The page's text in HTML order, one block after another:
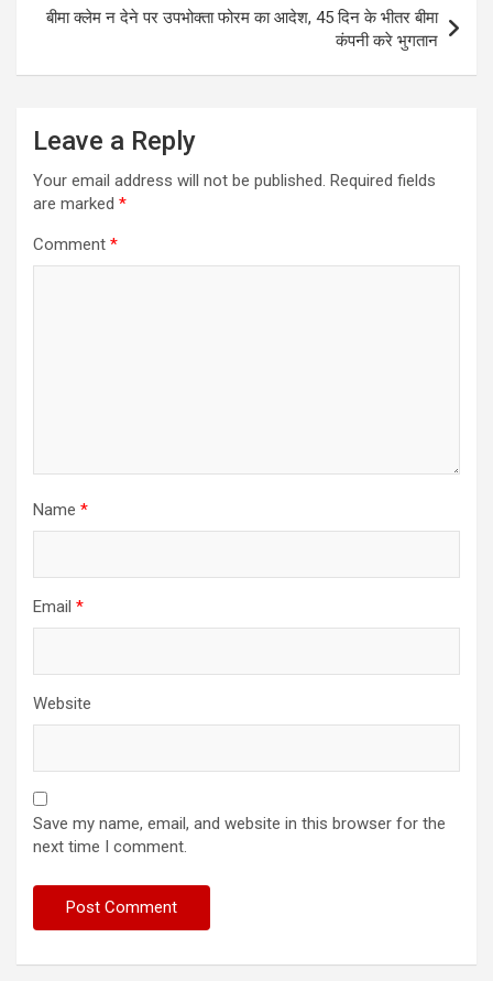
बीमा क्लेम न देने पर उपभोक्ता फोरम का आदेश, 45 दिन के भीतर बीमा
कंपनी करे भुगतान
Leave a Reply
Your email address will not be published. Required fields
are marked *
Comment *
Name *
Email *
Website
Save my name, email, and website in this browser for the
next time I comment.